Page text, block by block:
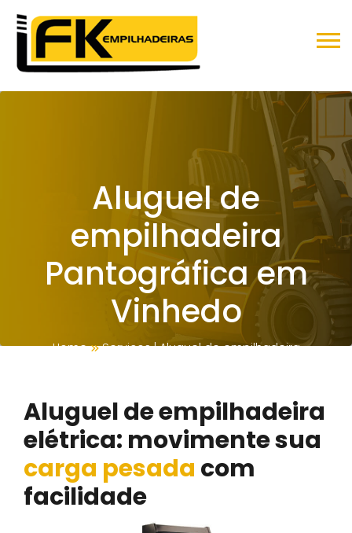
Aluguel de
empilhadeira
Pantográfica em
Vinhedo
Home Serviços|Aluguel de empilhadeira
Aluguel de empilhadeira
elétrica: movimente sua
carga pesada com
facilidade